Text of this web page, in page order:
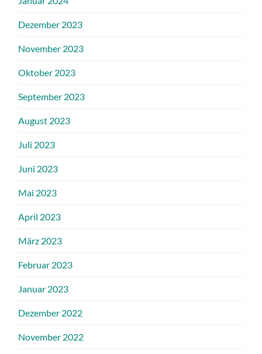
Dezember 2023
November 2023
Oktober 2023
September 2023
August 2023
Juli 2023
Juni 2023
Mai 2023
April 2023
März 2023
Februar 2023
Januar 2023
Dezember 2022
November 2022